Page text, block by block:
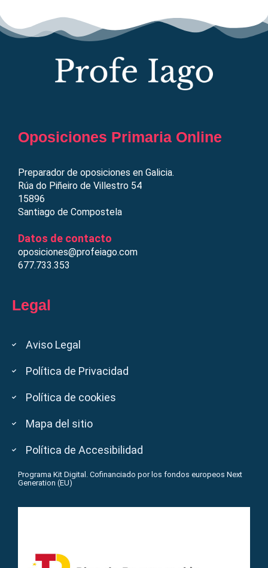
Oposiciones Primaria Online
Preparador de oposiciones en Galicia.
Rúa do Piñeiro de Villestro 54
15896
Santiago de Compostela
Datos de contacto
oposiciones@profeiago.com
677.733.353
Legal
Aviso Legal
Política de Privacidad
Política de cookies
Mapa del sitio
Política de Accesibilidad
Programa Kit Digital. Cofinanciado por los fondos europeos Next
Generation (EU)